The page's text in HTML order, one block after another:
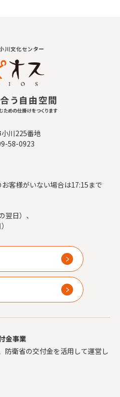
川225番地
58-0923
客様がいない場合は17:15まで
日）、
金事業
防衛省の交付金を活用して運営し